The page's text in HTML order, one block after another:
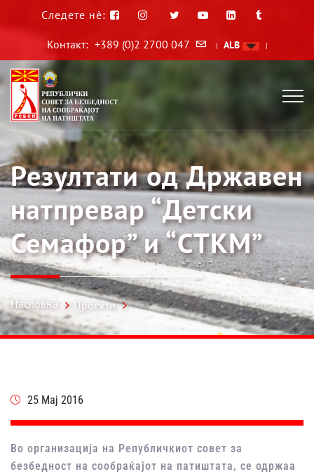
Следете нè:
Контакт: +389 (0)2 2700 047 | ALB |
Резултати од Државен
натпревар “Детски
Семафор” и “СТКМ”
Насловна Проекти
25 Мај 2016
Во организација на Републичкиот совет за
безбедност на сообраќајот на патиштата, се одржаа